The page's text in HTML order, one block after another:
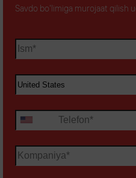
Savdo bo'limiga murojaat qilish
United
States
+1